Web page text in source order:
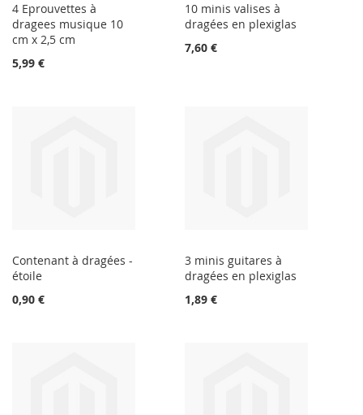
4 Eprouvettes à
dragees musique 10
cm x 2,5 cm
5,99 €
10 minis valises à
dragées en plexiglas
7,60 €
Contenant à dragées -
étoile
0,90 €
3 minis guitares à
dragées en plexiglas
1,89 €